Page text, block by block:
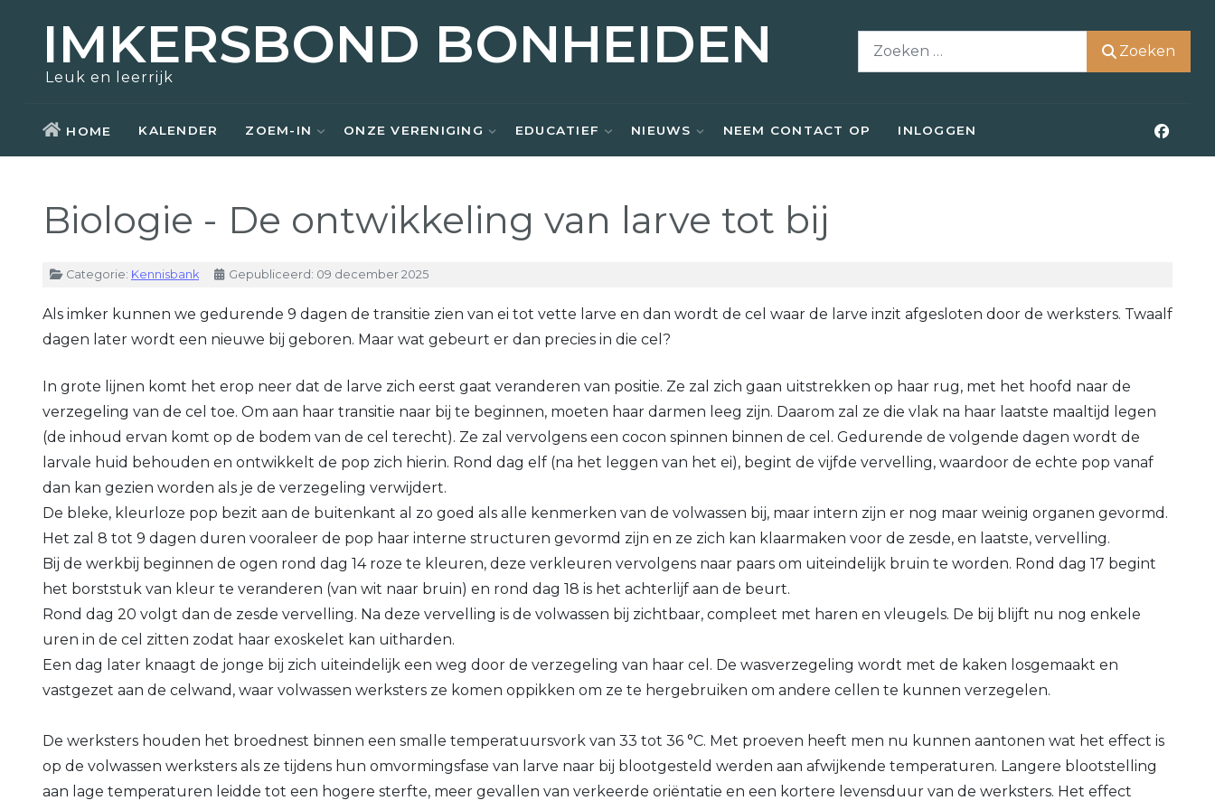
IMKERSBOND BONHEIDEN
Leuk en leerrijk
Zoeken
HOME KALENDER ZOEM-IN ONZE VERENIGING EDUCATIEF NIEUWS NEEM CONTACT OP INLOGGEN
Biologie - De ontwikkeling van larve tot bij
DetailsCategorie: Kennisbank Gepubliceerd: 09 december 2025
Als imker kunnen we gedurende 9 dagen de transitie zien van ei tot vette larve en dan wordt de cel waar de larve inzit afgesloten door de werksters. Twaalf
dagen later wordt een nieuwe bij geboren. Maar wat gebeurt er dan precies in die cel?
In grote lijnen komt het erop neer dat de larve zich eerst gaat veranderen van positie. Ze zal zich gaan uitstrekken op haar rug, met het hoofd naar de
verzegeling van de cel toe. Om aan haar transitie naar bij te beginnen, moeten haar darmen leeg zijn. Daarom zal ze die vlak na haar laatste maaltijd legen
(de inhoud ervan komt op de bodem van de cel terecht). Ze zal vervolgens een cocon spinnen binnen de cel. Gedurende de volgende dagen wordt de
larvale huid behouden en ontwikkelt de pop zich hierin. Rond dag elf (na het leggen van het ei), begint de vijfde vervelling, waardoor de echte pop vanaf
dan kan gezien worden als je de verzegeling verwijdert.
De bleke, kleurloze pop bezit aan de buitenkant al zo goed als alle kenmerken van de volwassen bij, maar intern zijn er nog maar weinig organen gevormd.
Het zal 8 tot 9 dagen duren vooraleer de pop haar interne structuren gevormd zijn en ze zich kan klaarmaken voor de zesde, en laatste, vervelling.
Bij de werkbij beginnen de ogen rond dag 14 roze te kleuren, deze verkleuren vervolgens naar paars om uiteindelijk bruin te worden. Rond dag 17 begint
het borststuk van kleur te veranderen (van wit naar bruin) en rond dag 18 is het achterlijf aan de beurt.
Rond dag 20 volgt dan de zesde vervelling. Na deze vervelling is de volwassen bij zichtbaar, compleet met haren en vleugels. De bij blijft nu nog enkele
uren in de cel zitten zodat haar exoskelet kan uitharden.
Een dag later knaagt de jonge bij zich uiteindelijk een weg door de verzegeling van haar cel. De wasverzegeling wordt met de kaken losgemaakt en
vastgezet aan de celwand, waar volwassen werksters ze komen oppikken om ze te hergebruiken om andere cellen te kunnen verzegelen.
De werksters houden het broednest binnen een smalle temperatuursvork van 33 tot 36 °C. Met proeven heeft men nu kunnen aantonen wat het effect is
op de volwassen werksters als ze tijdens hun omvormingsfase van larve naar bij blootgesteld werden aan afwijkende temperaturen. Langere blootstelling
aan lage temperaturen leidde tot een hogere sterfte, meer gevallen van verkeerde oriëntatie en een kortere levensduur van de werksters. Het effect
Zoem-In
Zwermen scheppen
Lid worden
Over ons
Kerntaken
Lid worden
Opleidingen
Links
Actueel